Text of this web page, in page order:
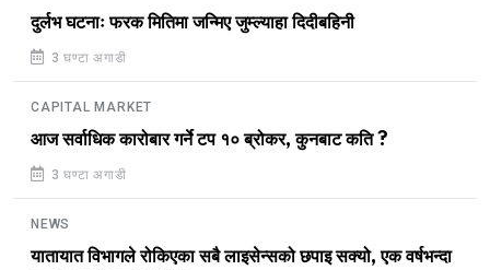
दुर्लभ घटनाः फरक मितिमा जन्मिए जुम्ल्याहा दिदीबहिनी
3 घण्टा अगाडी
CAPITAL MARKET
आज सर्वाधिक कारोबार गर्ने टप १० ब्रोकर, कुनबाट कति ?
3 घण्टा अगाडी
NEWS
यातायात विभागले रोकिएका सबै लाइसेन्सको छपाइ सक्यो, एक वर्षभन्दा